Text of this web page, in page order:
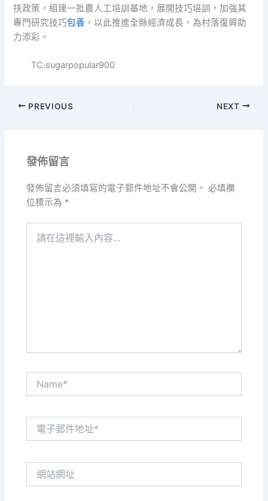
扶政策，組建一批農人工培訓基地，展開技巧培訓，加強其
專門研究技巧包養 ，以此推進全縣經濟成長，為村落復興助
力添彩。
TC:sugarpopular900
PREVIOUS NEXT
發佈留言
發佈留言必須填寫的電子郵件地址不會公開。 必填欄
位標示為 *